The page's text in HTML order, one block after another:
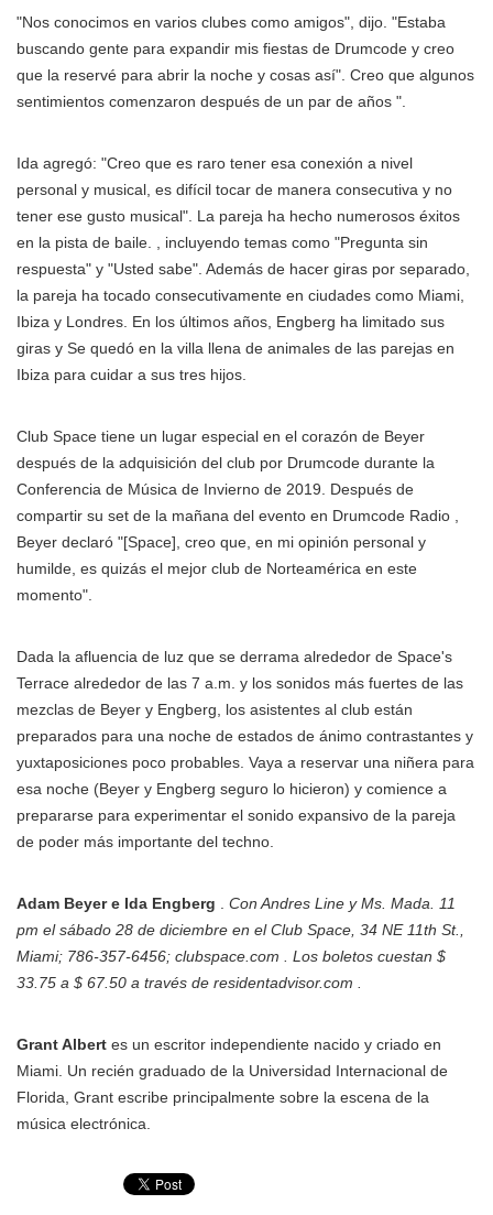
"Nos conocimos en varios clubes como amigos", dijo. "Estaba
buscando gente para expandir mis fiestas de Drumcode y creo
que la reservé para abrir la noche y cosas así". Creo que algunos
sentimientos comenzaron después de un par de años ".
Ida agregó: "Creo que es raro tener esa conexión a nivel
personal y musical, es difícil tocar de manera consecutiva y no
tener ese gusto musical". La pareja ha hecho numerosos éxitos
en la pista de baile. , incluyendo temas como "Pregunta sin
respuesta" y "Usted sabe". Además de hacer giras por separado,
la pareja ha tocado consecutivamente en ciudades como Miami,
Ibiza y Londres. En los últimos años, Engberg ha limitado sus
giras y Se quedó en la villa llena de animales de las parejas en
Ibiza para cuidar a sus tres hijos.
Club Space tiene un lugar especial en el corazón de Beyer
después de la adquisición del club por Drumcode durante la
Conferencia de Música de Invierno de 2019. Después de
compartir su set de la mañana del evento en Drumcode Radio ,
Beyer declaró "[Space], creo que, en mi opinión personal y
humilde, es quizás el mejor club de Norteamérica en este
momento".
Dada la afluencia de luz que se derrama alrededor de Space's
Terrace alrededor de las 7 a.m. y los sonidos más fuertes de las
mezclas de Beyer y Engberg, los asistentes al club están
preparados para una noche de estados de ánimo contrastantes y
yuxtaposiciones poco probables. Vaya a reservar una niñera para
esa noche (Beyer y Engberg seguro lo hicieron) y comience a
prepararse para experimentar el sonido expansivo de la pareja
de poder más importante del techno.
Adam Beyer e Ida Engberg . Con Andres Line y Ms. Mada. 11
pm el sábado 28 de diciembre en el Club Space, 34 NE 11th St.,
Miami; 786-357-6456; clubspace.com . Los boletos cuestan $
33.75 a $ 67.50 a través de residentadvisor.com .
Grant Albert es un escritor independiente nacido y criado en
Miami. Un recién graduado de la Universidad Internacional de
Florida, Grant escribe principalmente sobre la escena de la
música electrónica.